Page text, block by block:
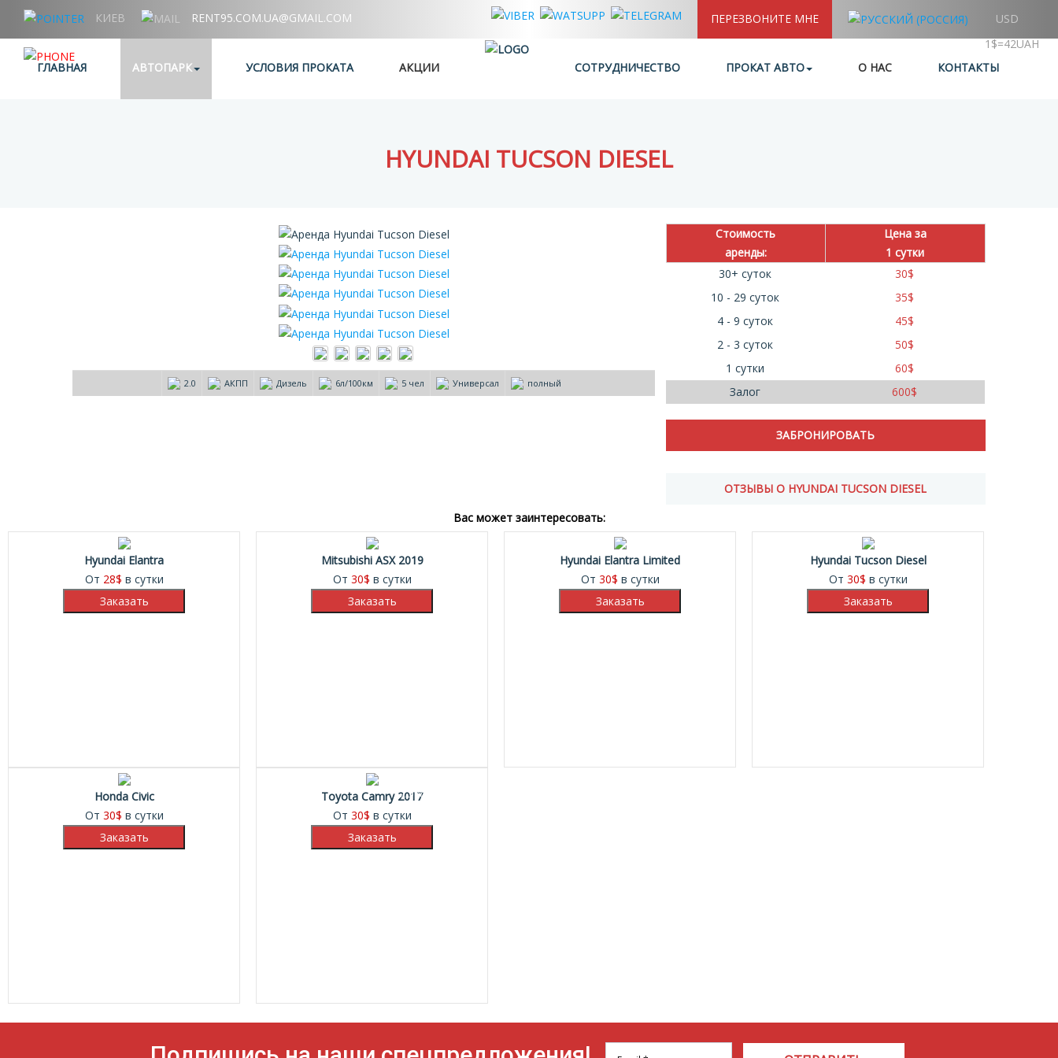
КИЕВ RENT95.COM.UA@GMAIL.COM ПЕРЕЗВОНИТЕ МНЕ
USD
1$=42UAH
ГЛАВНАЯ
АВТОПАРК УСЛОВИЯ ПРОКАТА АКЦИИ СОТРУДНИЧЕСТВО ПРОКАТ АВТО О НАС КОНТАКТЫ
HYUNDAI TUCSON DIESEL
2.0 АКПП Дизель 6л/100км 5 чел Универсал полный
Стоимость
аренды:
Цена за
1 сутки
30+ суток
30$
10 - 29 суток
35$
4 - 9 суток
45$
2 - 3 суток
50$
1 сутки
60$
Залог
600$
ОТЗЫВЫ О HYUNDAI TUCSON DIESEL
Вас может заинтересовать:
Hyundai Elantra
От 28$ в сутки
Mitsubishi ASX 2019
От 30$ в сутки
Hyundai Elantra Limited
От 30$ в сутки
Hyundai Tucson Diesel
От 30$ в сутки
Honda Civic
От 30$ в сутки
15%
Toyota Camry 2017
От 30$ в сутки